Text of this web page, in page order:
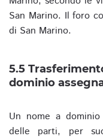
San Marino. Il foro
di San Marino.
5.5
dominio
Un nome a
delle parti, per